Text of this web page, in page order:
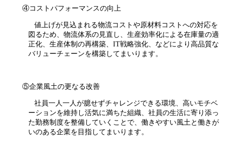
④コストパフォーマンスの向上
値上げが見込まれる物流コストや原材料コストへの対応を
図るため、物流体系の見直し、生産効率化による在庫量の適
正化、生産体制の再構築、IT戦略強化、などにより高品質な
バリューチェーンを構築してまいります。
⑤企業風土の更なる改善
社員一人一人が臆せずチャレンジできる環境、高いモチベ
ーションを維持し活気に満ちた組織、社員の生活に寄り添っ
た勤務制度を整備していくことで、働きやすい風土と働きが
いのある企業を目指してまいります。